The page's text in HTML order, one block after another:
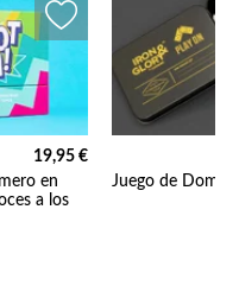
19,95 €
en
a los
Juego de